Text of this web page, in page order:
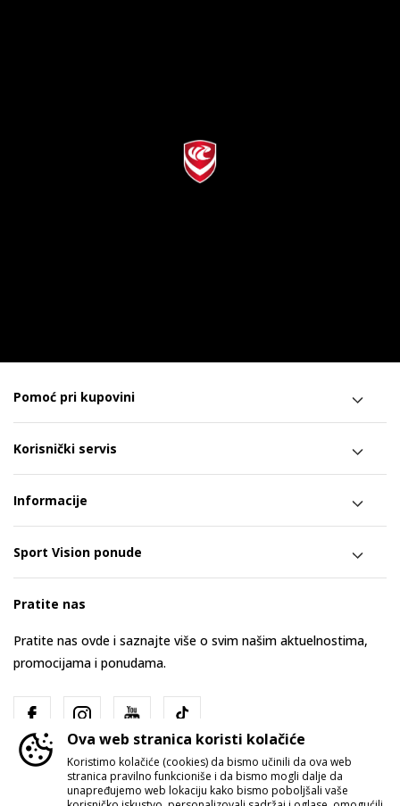
Pomoć pri kupovini
Korisnički servis
Informacije
Sport Vision ponude
Pratite nas
Pratite nas ovde i saznajte više o svim našim aktuelnostima,
promocijama i ponudama.
Ova web stranica koristi kolačiće
Koristimo kolačiće (cookies) da bismo učinili da ova web
stranica pravilno funkcioniše i da bismo mogli dalje da
unapređujemo web lokaciju kako bismo poboljšali vaše